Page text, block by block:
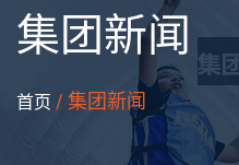
集团新闻
首页 / 集团新闻